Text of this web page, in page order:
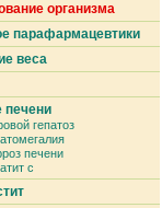
организма
парафармацевтики
веса
печени
гепатоз
печени
с